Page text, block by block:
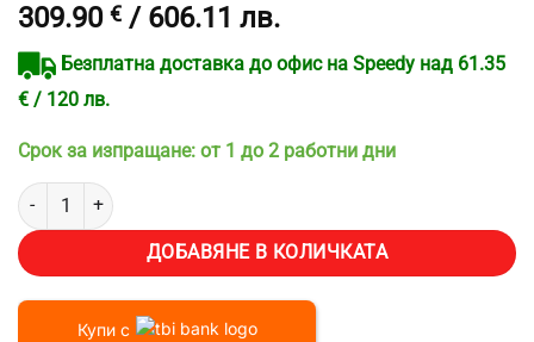
309.90 € / 606.11 лв.
Безплатна доставка до офис на Speedy над 61.35
€ / 120 лв.
Срок за изпращане: от 1 до 2 работни дни
количество за Дозираща машина Vevor V053, Обхват 2 - 100 гр,
ДОБАВЯНЕ В КОЛИЧКАТА
Купи с